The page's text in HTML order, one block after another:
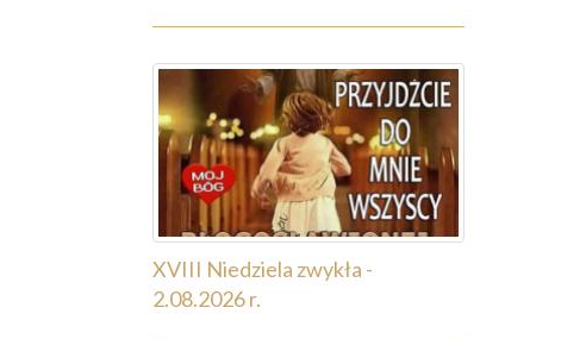
XVIII Niedziela zwykła -
2.08.2026 r.